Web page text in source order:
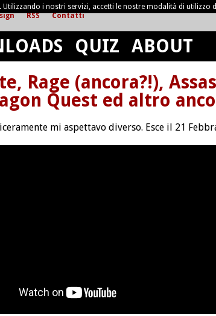
RSS Contatti
QUIZ ABOUT
Rage (ancora?!),
Quest ed altro
mi aspettavo diverso. Esce il 21
i nostri servizi, accetti le nostre modalità di utilizzo